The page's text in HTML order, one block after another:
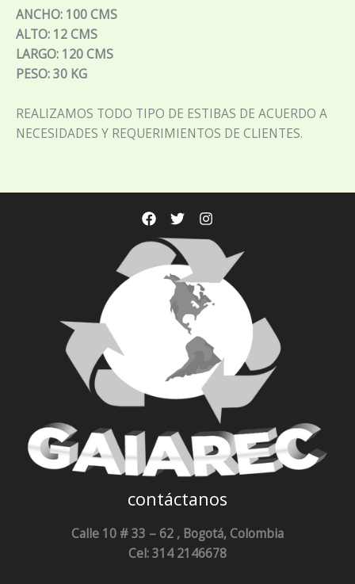
ANCHO: 100 CMS
ALTO: 12 CMS
LARGO: 120 CMS
PESO: 30 KG
REALIZAMOS TODO TIPO DE ESTIBAS DE ACUERDO A
NECESIDADES Y REQUERIMIENTOS DE CLIENTES.
contáctanos
Calle 10 # 33 – 62 , Bogotá, Colombia
Cel: 314 2146678